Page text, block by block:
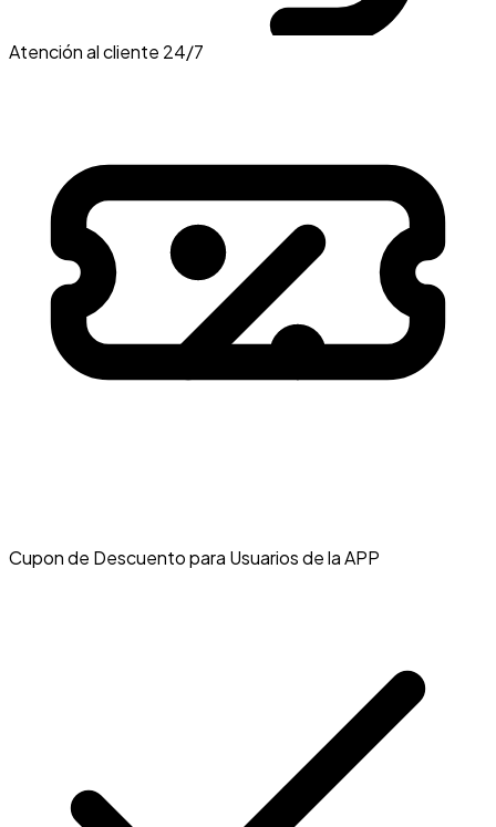
Atención al cliente 24/7
Cupon de Descuento para Usuarios de la APP